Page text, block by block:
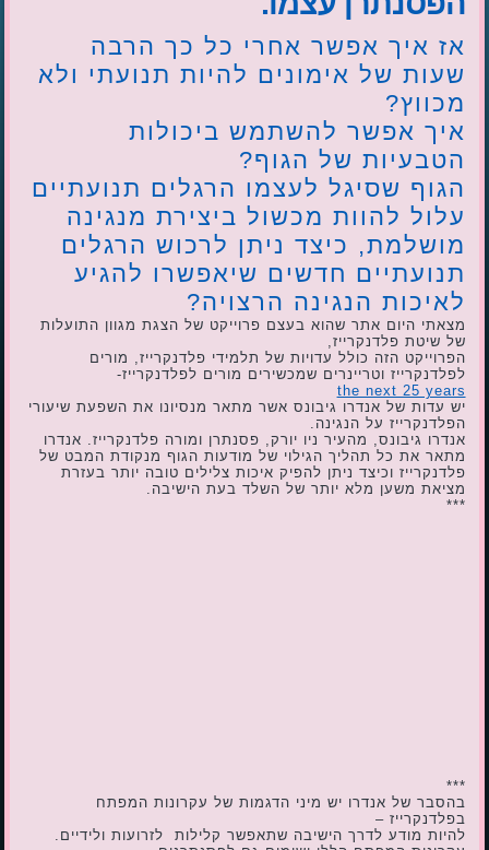
אז איך אפשר אחרי כל כך הרבה
שעות של אימונים להיות תנועתי ולא
מכווץ?
איך אפשר להשתמש ביכולות
הטבעיות של הגוף?
הגוף שסיגל לעצמו הרגלים תנועתיים
עלול להוות מכשול ביצירת מנגינה
מושלמת, כיצד ניתן לרכוש הרגלים
תנועתיים חדשים שיאפשרו להגיע
לאיכות הנגינה הרצויה?
מצאתי היום אתר שהוא בעצם פרוייקט של הצגת מגוון התועלות
של שיטת פלדנקרייז,
הפרוייקט הזה כולל עדויות של תלמידי פלדנקרייז, מורים
לפלדנקרייז וטריינרים שמכשירים מורים לפלדנקרייז-
the next 25 years
יש עדות של אנדרו גיבונס אשר מתאר מנסיונו את השפעת שיעורי
הפלדנקרייז על הנגינה.
אנדרו גיבונס, מהעיר ניו יורק, פסנתרן ומורה פלדנקרייז. אנדרו
מתאר את כל תהליך הגילוי של מודעות הגוף מנקודת המבט של
פלדנקרייז וכיצד ניתן להפיק איכות צלילים טובה יותר בעזרת
מציאת משען מלא יותר של השלד בעת הישיבה.
***
***
בהסבר של אנדרו יש מיני הדגמות של עקרונות המפתח
בפלדנקרייז –
להיות מודע לדרך הישיבה שתאפשר קלילות לזרועות ולידיים.